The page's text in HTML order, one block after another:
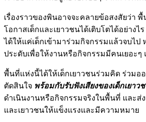
เรื่องราวของพินอาจจะคลายข้อสงสัยว่า พื้
โอกาสเด็กและเยาวชนได้เติบโตได้อย่างไ
ได้ให้แค่เด็กเข้ามาร่วมกิจกรรมแล้วจบไป
ประดับเพื่อให้งานหรือกิจกรรมมีคนเยอะๆ
พื้นที่แห่งนี้ได้ให้เด็กเยาวชนร่วมคิด ร่วมอ
ตัดสินใจ พร้อมกับรับฟังเสียงของเด็กเยาว
ดำเนินงานหรือกิจกรรมจริงในพื้นที่ และส่ง
และเยาวชนให้แข็งแรงและมีความหมาย